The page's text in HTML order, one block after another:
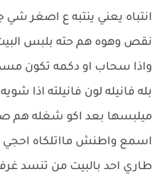
انتباه يعني ينتبه ع اصغر
نقص وهوه هم حته بلبس
واذا سحاب او دكمه تكون
بله فانيله لون فانيلته اذا
ميلبسها بعد اكو شغله هم
اسمع واطنش مااتلكاه احجي
طاري احد بالبيت من تنسد